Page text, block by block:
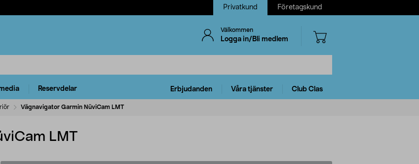
Privatkund Företagskund
Välkommen
Logga in/Bli medlem
Reservdelar Erbjudanden Våra tjänster Club Clas
Vägnavigator Garmin NüviCam LMT
LMT